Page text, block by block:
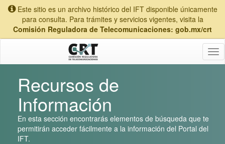
Este sitio es un archivo histórico del IFT disponible únicamente
para consulta. Para trámites y servicios vigentes, visita la
Comisión Reguladora de Telecomunicaciones: gob.mx/crt
Recursos de
Información
En esta sección encontrarás elementos de búsqueda que te
permitirán acceder fácilmente a la información del Portal del
IFT.